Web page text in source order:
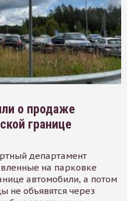
о продаже
границе
департамент
на парковке
автомобили, а потом
не объявятся через